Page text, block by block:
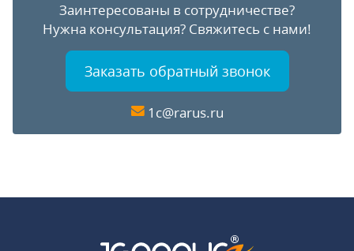
Заинтересованы в сотрудничестве?
Нужна консультация? Свяжитесь с нами!
Заказать обратный звонок
1c@rarus.ru